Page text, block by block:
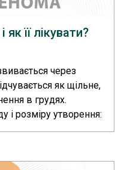
її лікувати?
через
як щільне,
в грудях.
і розміру утворення:
спостереження, в